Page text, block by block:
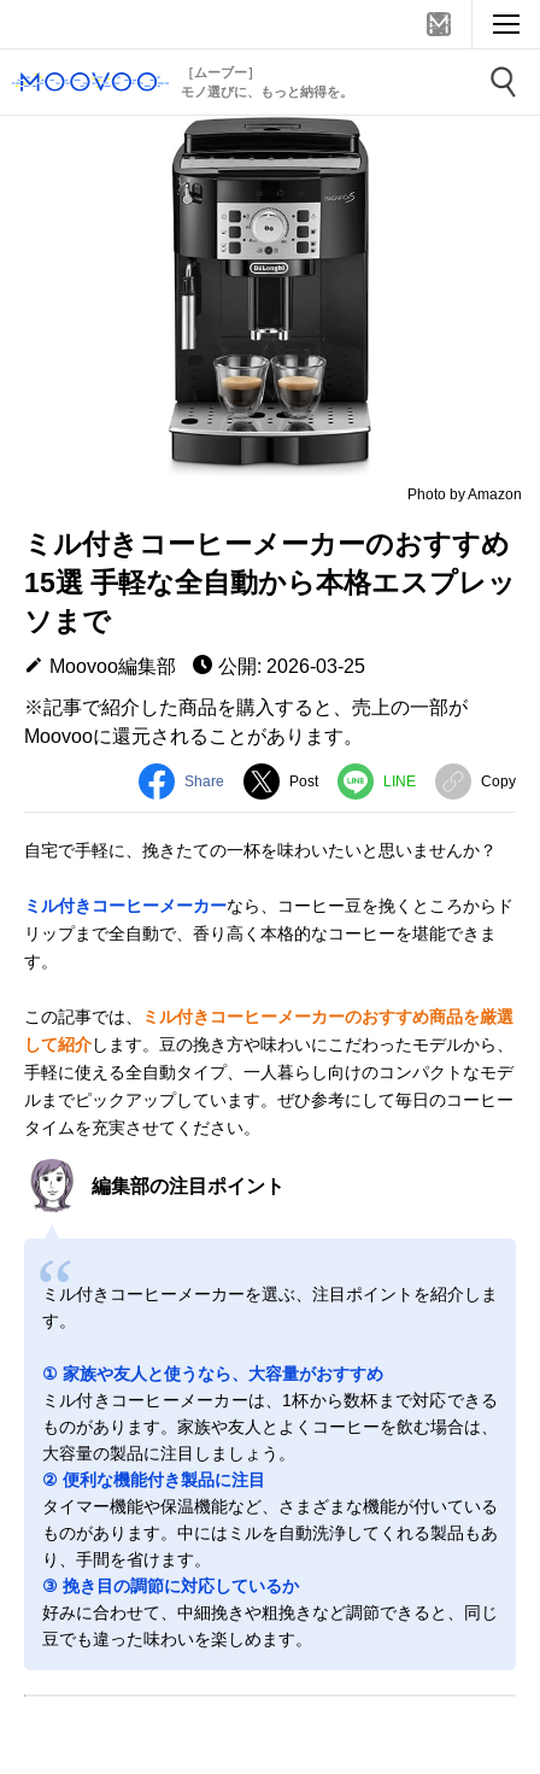
［ムーブー］
モノ選びに、もっと納得を。
Photo by Amazon
ミル付きコーヒーメーカーのおすすめ
15選 手軽な全自動から本格エスプレッ
ソまで
Moovoo編集部
公開: 2026-03-25
※記事で紹介した商品を購入すると、売上の一部が
Moovooに還元されることがあります。
Share Post LINE Copy
自宅で手軽に、挽きたての一杯を味わいたいと思いませんか？
ミル付きコーヒーメーカーなら、コーヒー豆を挽くところからド
リップまで全自動で、香り高く本格的なコーヒーを堪能できま
す。
この記事では、
ミル付きコーヒーメーカーのおすすめ商品を厳選
して紹介します。豆の挽き方や味わいにこだわったモデルから、
手軽に使える全自動タイプ、一人暮らし向けのコンパクトなモデ
ルまでピックアップしています。ぜひ参考にして毎日のコーヒー
タイムを充実させてください。
編集部の注目ポイント
ミル付きコーヒーメーカーを選ぶ、注目ポイントを紹介しま
す。
① 家族や友人と使うなら、大容量がおすすめ
ミル付きコーヒーメーカーは、1杯から数杯まで対応できる
ものがあります。家族や友人とよくコーヒーを飲む場合は、
大容量の製品に注目しましょう。
② 便利な機能付き製品に注目
タイマー機能や保温機能など、さまざまな機能が付いている
ものがあります。中にはミルを自動洗浄してくれる製品もあ
り、手間を省けます。
③ 挽き目の調節に対応しているか
好みに合わせて、中細挽きや粗挽きなど調節できると、同じ
豆でも違った味わいを楽しめます。